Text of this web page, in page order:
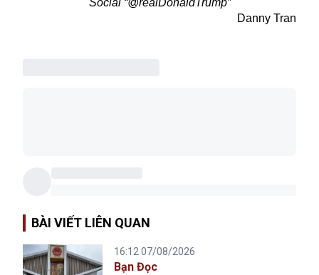
Social “@realDonaldTrump”
Danny Tran
BÀI VIẾT LIÊN QUAN
16:12 07/08/2026
Bạn Đọc